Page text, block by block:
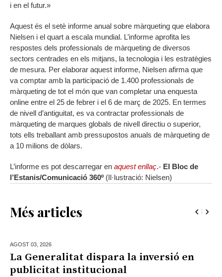
i en el futur.»
Aquest és el setè informe anual sobre màrqueting que elabora
Nielsen i el quart a escala mundial. L’informe aprofita les
respostes dels professionals de màrqueting de diversos
sectors centrades en els mitjans, la tecnologia i les estratègies
de mesura. Per elaborar aquest informe, Nielsen afirma que
va comptar amb la participació de 1.400 professionals de
màrqueting de tot el món que van completar una enquesta
online entre el 25 de febrer i el 6 de març de 2025. En termes
de nivell d’antiguitat, es va contractar professionals de
màrqueting de marques globals de nivell directiu o superior,
tots ells treballant amb pressupostos anuals de màrqueting de
a 10 milions de dòlars.
L’informe es pot descarregar en aquest enllaç.- El Bloc de
l’Estanis/Comunicació 360º (Il·lustració: Nielsen)
Més articles
AGOST 03, 2026
La Generalitat dispara la inversió en
publicitat institucional